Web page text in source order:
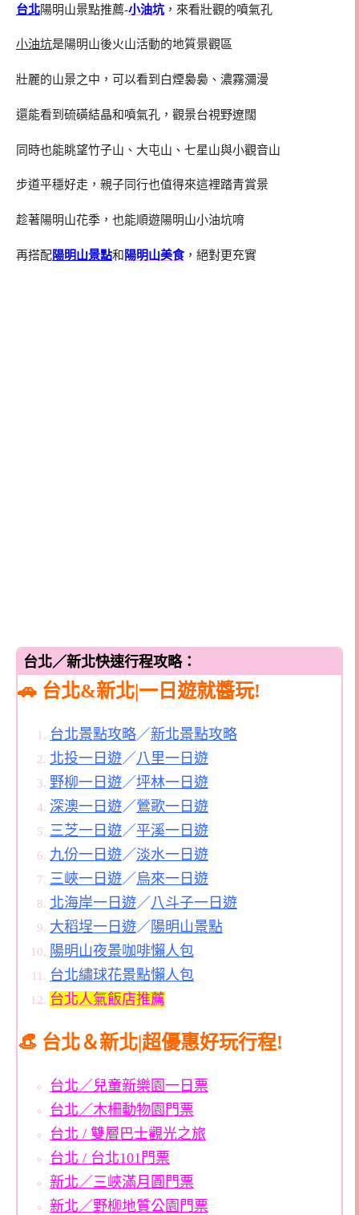
台北陽明山景點推薦-小油坑 ，來看壯觀的噴氣孔
小油坑是陽明山後火山活動的地質景觀區
壯麗的山景之中，可以看到白煙裊裊、濃霧瀰漫
還能看到硫磺結晶和噴氣孔，觀景台視野遼闊
同時也能眺望竹子山、大屯山、七星山與小觀音山
步道平穩好走，親子同行也值得來這裡踏青賞景
趁著陽明山花季，也能順遊陽明山小油坑唷
再搭配陽明山景點和 陽明山美食，絕對更充實
台北／新北快速行程攻略：
🚗 台北&新北|一日遊就醬玩!
台北景點攻略／新北景點攻略
北投一日遊／八里一日遊
野柳一日遊／坪林一日遊
深澳一日遊／鶯歌一日遊
三芝一日遊／平溪一日遊
九份一日遊／淡水一日遊
三峽一日遊／烏來一日遊
北海岸一日遊／八斗子一日遊
大稻埕一日遊／ 陽明山景點
陽明山夜景咖啡懶人包
台北繡球花景點懶人包
台北人氣飯店推薦
👒 台北＆新北|超優惠好玩行程!
台北／兒童新樂園一日票
台北／木柵動物園門票
台北 / 雙層巴士觀光之旅
台北 / 台北101門票
新北／三峽滿月圓門票
新北／野柳地質公園門票